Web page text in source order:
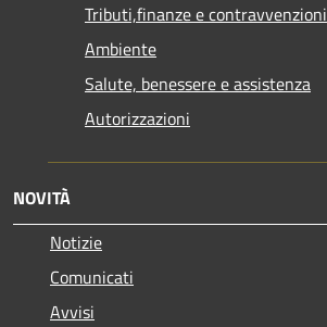
Tributi,finanze e contravvenzioni
Ambiente
Salute, benessere e assistenza
Autorizzazioni
NOVITÀ
Notizie
Comunicati
Avvisi